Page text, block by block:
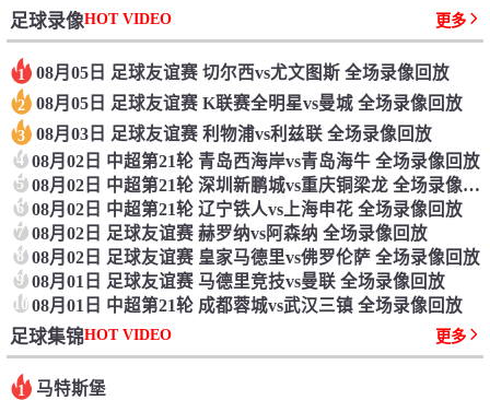
足球录像HOT VIDEO 更多
1 08月05日 足球友谊赛 切尔西vs尤文图斯 全场录像回放
2 08月05日 足球友谊赛 K联赛全明星vs曼城 全场录像回放
3 08月03日 足球友谊赛 利物浦vs利兹联 全场录像回放
4 08月02日 中超第21轮 青岛西海岸vs青岛海牛 全场录像回放
5 08月02日 中超第21轮 深圳新鹏城vs重庆铜梁龙 全场录像回放
6 08月02日 中超第21轮 辽宁铁人vs上海申花 全场录像回放
7 08月02日 足球友谊赛 赫罗纳vs阿森纳 全场录像回放
8 08月02日 足球友谊赛 皇家马德里vs佛罗伦萨 全场录像回放
9 08月01日 足球友谊赛 马德里竞技vs曼联 全场录像回放
1008月01日 中超第21轮 成都蓉城vs武汉三镇 全场录像回放
足球集锦HOT VIDEO 更多
1 马特斯堡